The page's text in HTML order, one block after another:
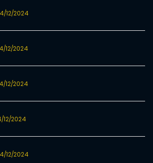
12/2024
12/2024
12/2024
12/2024
12/2024